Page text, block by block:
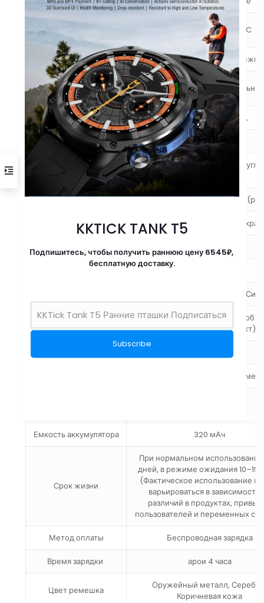
Датчик сердечного
ритма
ZhanhengBD1662_I2C
Bluetooth Модуль Bluetooth 5.0
Уровень
водонепроницаемости
IP68(реклама)/
Мастерство Цинковый сплав+IML
Вес продукта 40 г
Размер экрана
1,5-дюймовый полный
Разрешение экрана 360*360(реальный)/
Тип экрана Цветной полноэкранный экран
Материал экрана TFT
Кожа, Нержавеющая сталь,
Общий вес (упаковка
руководство + продукт)
Литиевая батарея
551833 Литиевый полимер
Емкость аккумулятора 320 мАч
Срок жизни
При нормальном
дней, в режиме ожидания 10–15
(Фактическое использование
варьироваться в зависимости
различий в продуктах,
пользователей и переменных
Метод оплаты Беспроводная зарядка
Время зарядки арои 4 часа
Цвет ремешка
Оружейный металл,
Коричневая кожа
KKTICK TANK T5
Подпишитесь, чтобы получить раннюю цену 6545₽,
бесплатную доставку.